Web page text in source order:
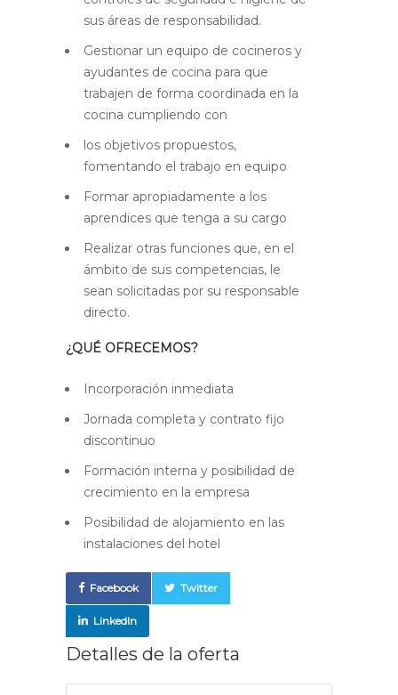
sus áreas de responsabilidad.
Gestionar un equipo de cocineros y
ayudantes de cocina para que
trabajen de forma coordinada en la
cocina cumpliendo con
los objetivos propuestos,
fomentando el trabajo en equipo
Formar apropiadamente a los
aprendices que tenga a su cargo
Realizar otras funciones que, en el
ámbito de sus competencias, le
sean solicitadas por su responsable
directo.
¿QUÉ OFRECEMOS?
Incorporación inmediata
Jornada completa y contrato fijo
discontinuo
Formación interna y posibilidad de
crecimiento en la empresa
Posibilidad de alojamiento en las
instalaciones del hotel
Facebook Twitter
LinkedIn
Detalles de la oferta